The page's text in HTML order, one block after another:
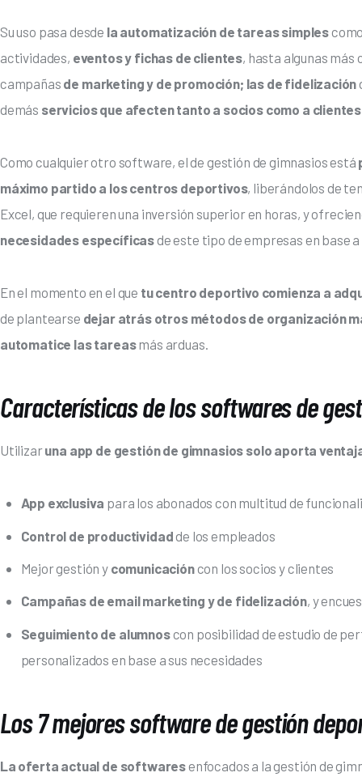
Su uso pasa desde la automatización de tareas simples
actividades, eventos y fichas de clientes, hasta algunas más
campañas de marketing y de promoción; las de fidelización
demás servicios que afecten tanto a socios como a
Como cualquier otro software, el de gestión de gimnasios está
máximo partido a los centros deportivos, liberándolos de
Excel, que requieren una inversión superior en horas, y
necesidades específicas de este tipo de empresas en base
En el momento en el que tu centro deportivo comienza a
de plantearse dejar atrás otros métodos de organización
automatice las tareas más arduas.
Características de los softwares de
Utilizar una app de gestión de gimnasios solo aporta
App exclusiva para los abonados con multitud de
Control de productividadde los empleados
Mejor gestión ycomunicacióncon los socios y clientes
Campañas de email marketing y de fidelización, y
Seguimiento de alumnoscon posibilidad de estudio de
personalizados en base a sus necesidades
Los 7 mejores software de gestión
La oferta actual de softwares enfocados a la gestión de